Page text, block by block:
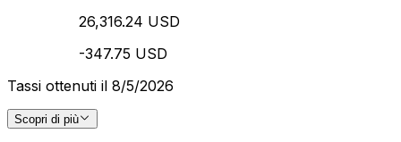
26,316.24 USD
-347.75 USD
Tassi ottenuti il 8/5/2026
Scopri di più